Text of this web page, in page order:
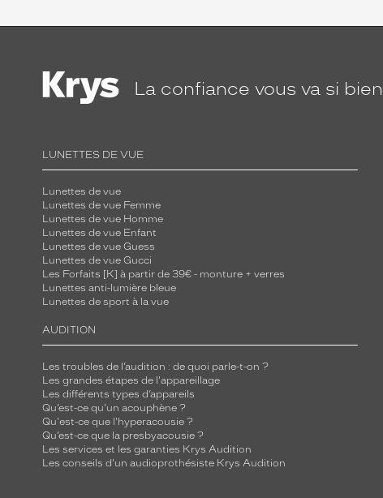
La confiance vous va si bien
LUNETTES DE VUE
Lunettes de vue
Lunettes de vue Femme
Lunettes de vue Homme
Lunettes de vue Enfant
Lunettes de vue Guess
Lunettes de vue Gucci
Les Forfaits [K] à partir de 39€ - monture + verres
Lunettes anti-lumière bleue
Lunettes de sport à la vue
AUDITION
Les troubles de l’audition : de quoi parle-t-on ?
Les grandes étapes de l'appareillage
Les différents types d’appareils
Qu’est-ce qu'un acouphène ?
Qu'est-ce que l'hyperacousie ?
Qu’est-ce que la presbyacousie ?
Les services et les garanties Krys Audition
Les conseils d'un audioprothésiste Krys Audition